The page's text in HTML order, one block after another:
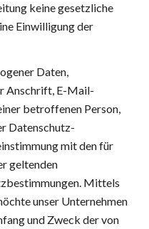
keine gesetzliche
Einwilligung der
Daten,
Anschrift, E-Mail-
betroffenen Person,
Datenschutz-
mit den für
geltenden
Mittels
unser Unternehmen
und Zweck der von